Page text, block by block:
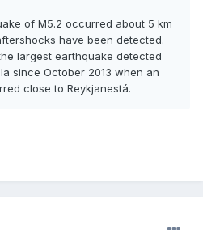
of M5.2 occurred about 5 km
have been detected.
largest earthquake detected
since October 2013 when an
close to Reykjanestá.